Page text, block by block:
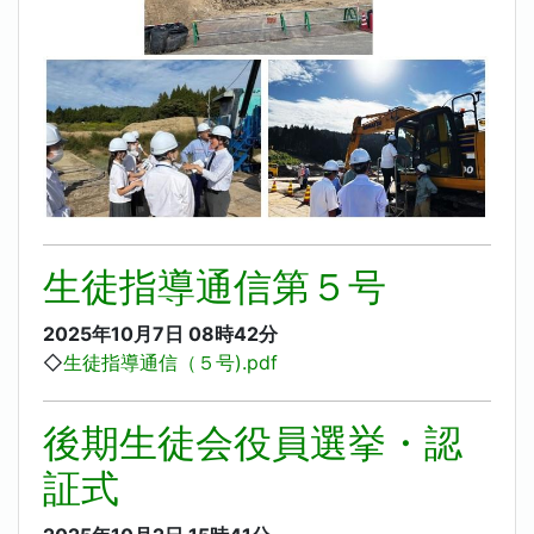
生徒指導通信第５号
2025年10月7日 08時42分
◇生徒指導通信（５号).pdf
後期生徒会役員選挙・認
証式